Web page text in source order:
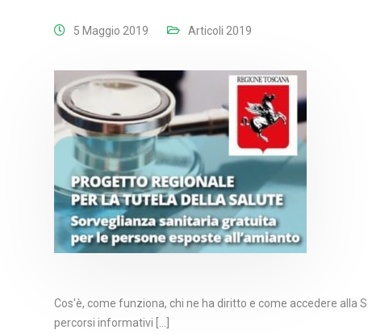
5 Maggio 2019 Articoli 2019
Cos'è, come funziona, chi ne ha diritto e come accedere alla
percorsi informativi [...]